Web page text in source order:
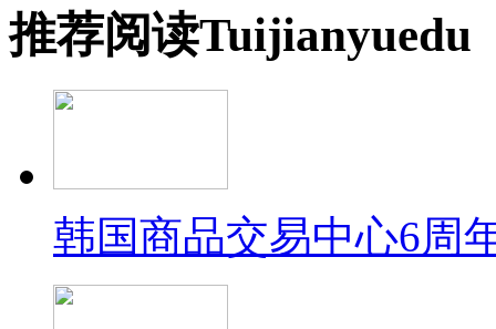
推荐阅读Tuijianyuedu
韩国商品交易中心6周